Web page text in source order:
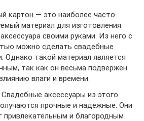
картон — это наиболее часто
материал для изготовления
своими руками. Из него с
можно сделать свадебные
Однако такой материал является
так как он весьма подвержен
влаги и времени.
аксессуары из этого
прочные и надежные. Они
и благородным